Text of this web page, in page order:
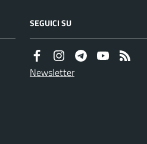
SEGUICI SU
Newsletter